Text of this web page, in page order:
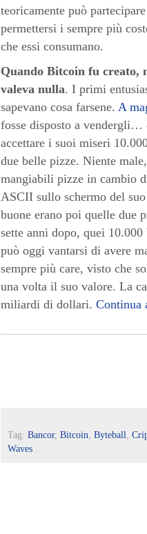
teoricamente può
permettersi i sempre più
che essi consumano.
Quando Bitcoin fu creato,
valeva nulla. I primi
sapevano cosa farsene. A
fosse disposto a vendergli…
accettare i suoi miseri
due belle pizze. Niente
mangiabili pizze in cambio
ASCII sullo schermo del
buone erano poi quelle due
sette anni dopo, quei
può oggi vantarsi di avere
sempre più care, visto che
una volta il suo valore. La
miliardi di dollari. Continua
Tag: Bancor, Bitcoin, Byteball,
Waves .